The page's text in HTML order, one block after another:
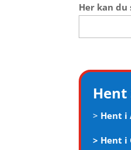
Her kan
efter:
> Hent i
> Hent i